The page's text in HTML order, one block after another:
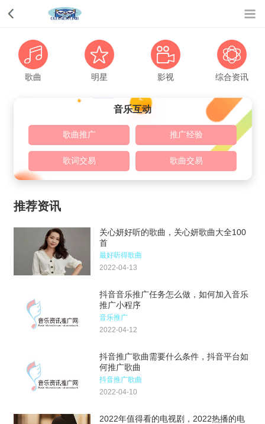
歌曲 明星 影视 综合资讯
音乐互动
歌曲推广 推广经验
歌词交易 歌曲交易
推荐资讯
关心妍好听的歌曲，关心妍歌曲大全100
首
最好听得歌曲
2022-04-13
抖音音乐推广任务怎么做，如何加入音乐
推广小程序
音乐推广
2022-04-12
抖音推广歌曲需要什么条件，抖音平台如
何推广歌曲
抖音推广歌曲
2022-04-10
2022年值得看的电视剧，2022热播的电